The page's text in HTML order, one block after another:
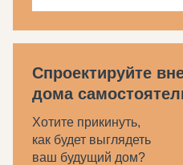
Спроектируйте
дома
Хотите прикинуть,
как будет выглядеть
ваш будущий дом?